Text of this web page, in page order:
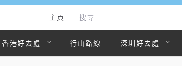
主頁 搜尋
香港好去處 行山路線 深圳好去處